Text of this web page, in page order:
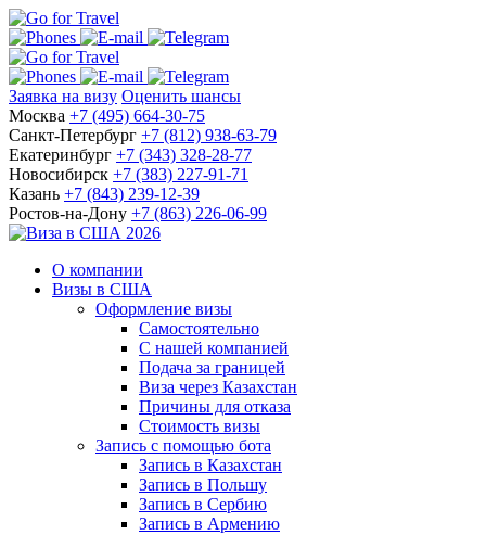
Заявка на визу Оценить шансы
Москва +7 (495) 664-30-75
Санкт-Петербург +7 (812) 938-63-79
Екатеринбург +7 (343) 328-28-77
Новосибирск +7 (383) 227-91-71
Казань +7 (843) 239-12-39
Ростов-на-Дону +7 (863) 226-06-99
О компании
Визы в США
Оформление визы
Самостоятельно
С нашей компанией
Подача за границей
Виза через Казахстан
Причины для отказа
Стоимость визы
Запись с помощью бота
Запись в Казахстан
Запись в Польшу
Запись в Сербию
Запись в Армению